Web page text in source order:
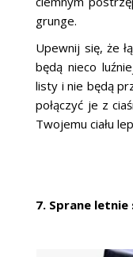
grunge.
Upewnij się, że
będą nieco
listy i nie będą
połączyć je z
Twojemu ciału
7. Sprane